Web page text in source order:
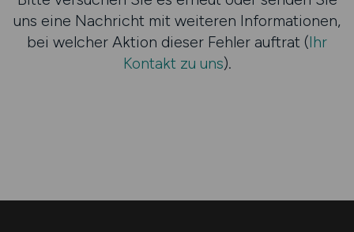
uns eine Nachricht mit weiteren Informationen,
bei welcher Aktion dieser Fehler auftrat (Ihr
Kontakt zu uns).